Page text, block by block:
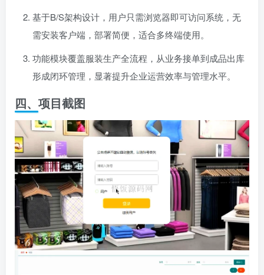
基于B/S架构设计，用户只需浏览器即可访问系统，无
需安装客户端，部署简便，适合多终端使用。
功能模块覆盖服装生产全流程，从业务接单到成品出库
形成闭环管理，显著提升企业运营效率与管理水平。
四、项目截图